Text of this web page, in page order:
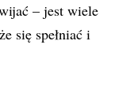
– jest wiele
się spełniać i